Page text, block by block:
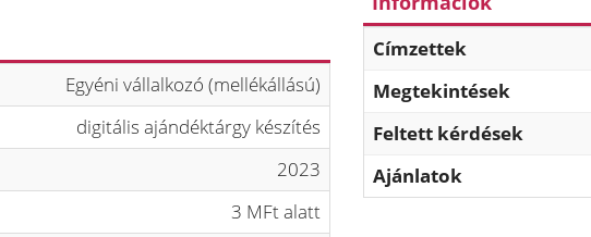
Egyéni vállalkozó (mellékállású)
digitális ajándéktárgy készítés
2023
3 MFt alatt
Címzettek
Megtekintések
Feltett kérdések
Ajánlatok